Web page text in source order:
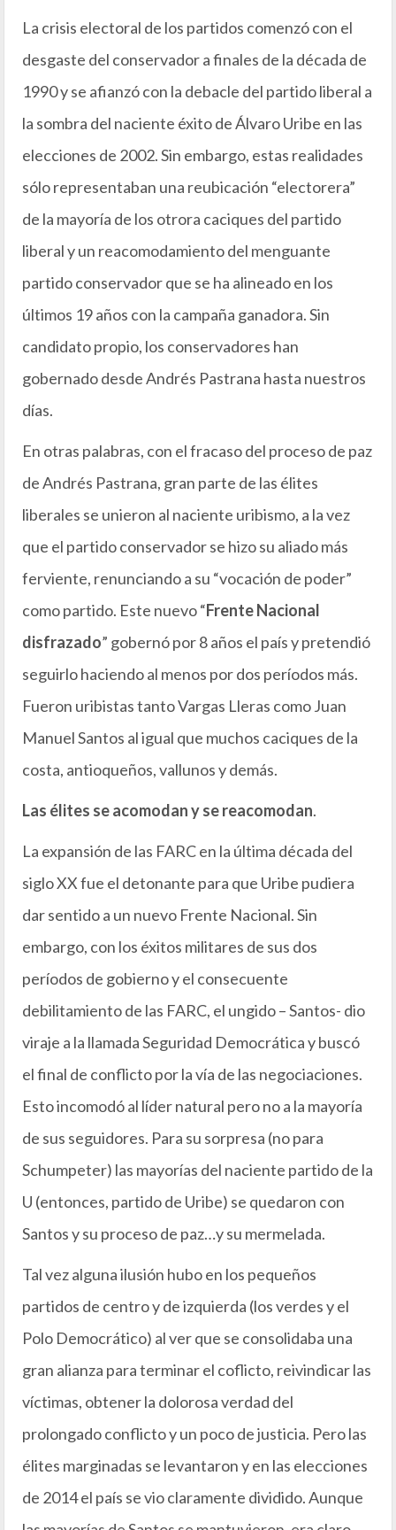
La crisis electoral de los partidos comenzó con el
desgaste del conservador a finales de la década de
1990 y se afianzó con la debacle del partido liberal a
la sombra del naciente éxito de Álvaro Uribe en las
elecciones de 2002. Sin embargo, estas realidades
sólo representaban una reubicación “electorera”
de la mayoría de los otrora caciques del partido
liberal y un reacomodamiento del menguante
partido conservador que se ha alineado en los
últimos 19 años con la campaña ganadora. Sin
candidato propio, los conservadores han
gobernado desde Andrés Pastrana hasta nuestros
días.
En otras palabras, con el fracaso del proceso de paz
de Andrés Pastrana, gran parte de las élites
liberales se unieron al naciente uribismo, a la vez
que el partido conservador se hizo su aliado más
ferviente, renunciando a su “vocación de poder”
como partido. Este nuevo “Frente Nacional
disfrazado” gobernó por 8 años el país y pretendió
seguirlo haciendo al menos por dos períodos más.
Fueron uribistas tanto Vargas Lleras como Juan
Manuel Santos al igual que muchos caciques de la
costa, antioqueños, vallunos y demás.
Las élites se acomodan y se reacomodan.
La expansión de las FARC en la última década del
siglo XX fue el detonante para que Uribe pudiera
dar sentido a un nuevo Frente Nacional. Sin
embargo, con los éxitos militares de sus dos
períodos de gobierno y el consecuente
debilitamiento de las FARC, el ungido – Santos- dio
viraje a la llamada Seguridad Democrática y buscó
el final de conflicto por la vía de las negociaciones.
Esto incomodó al líder natural pero no a la mayoría
de sus seguidores. Para su sorpresa (no para
Schumpeter) las mayorías del naciente partido de la
U (entonces, partido de Uribe) se quedaron con
Santos y su proceso de paz…y su mermelada.
Tal vez alguna ilusión hubo en los pequeños
partidos de centro y de izquierda (los verdes y el
Polo Democrático) al ver que se consolidaba una
gran alianza para terminar el coflicto, reivindicar las
víctimas, obtener la dolorosa verdad del
prolongado conflicto y un poco de justicia. Pero las
élites marginadas se levantaron y en las elecciones
de 2014 el país se vio claramente dividido. Aunque